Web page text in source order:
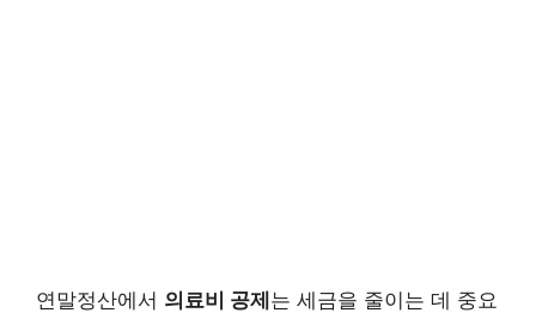
연말정산에서 의료비 공제 는 세금을 줄이는 데 중요